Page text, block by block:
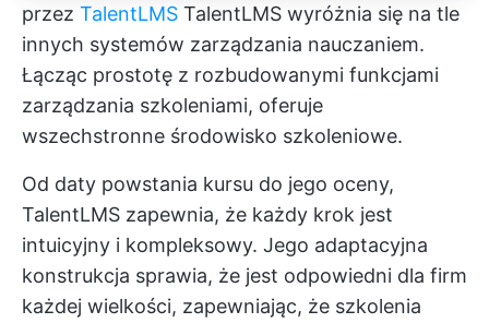
przez TalentLMS TalentLMS wyróżnia się na tle
innych systemów zarządzania nauczaniem.
Łącząc prostotę z rozbudowanymi funkcjami
zarządzania szkoleniami, oferuje
wszechstronne środowisko szkoleniowe.
Od daty powstania kursu do jego oceny,
TalentLMS zapewnia, że każdy krok jest
intuicyjny i kompleksowy. Jego adaptacyjna
konstrukcja sprawia, że jest odpowiedni dla firm
każdej wielkości, zapewniając, że szkolenia